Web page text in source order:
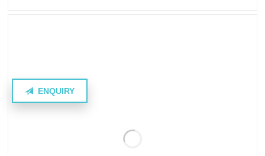
ENQUIRY